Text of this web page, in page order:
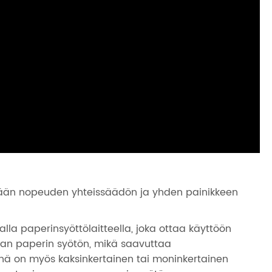
nopeuden yhteissäädön ja yhden painikkeen
paperinsyöttölaitteella, joka ottaa käyttöön
paperin syötön, mikä saavuttaa
on myös kaksinkertainen tai moninkertainen